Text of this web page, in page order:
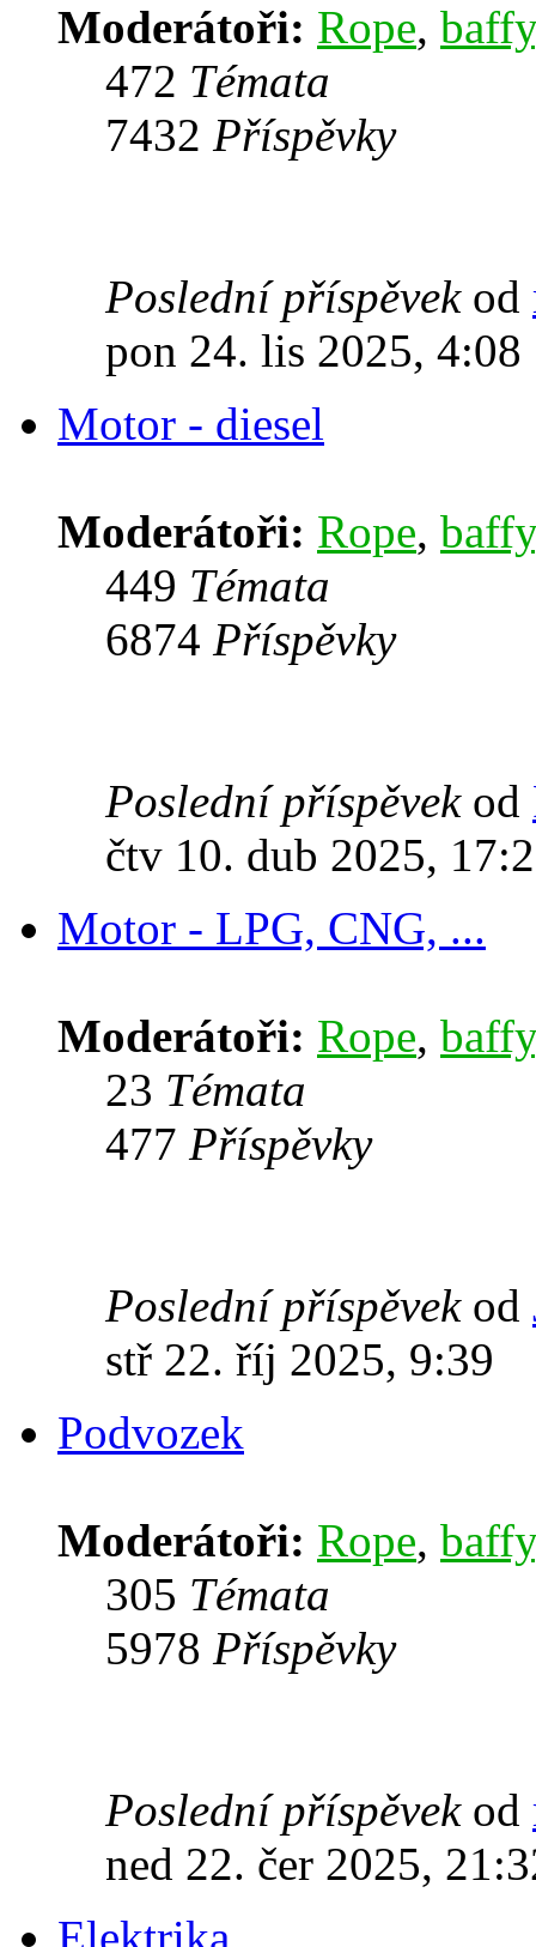
Moderátoři: Rope, baffy
472 Témata
7432 Příspěvky
Poslední příspěvekod
pon 24. lis 2025, 4:08
Motor - diesel
Moderátoři: Rope, baffy
449 Témata
6874 Příspěvky
Poslední příspěvekod
čtv 10. dub 2025,
Motor - LPG, CNG, ...
Moderátoři: Rope, baffy
23 Témata
477 Příspěvky
Poslední příspěvekod
stř 22. říj 2025, 9:39
Podvozek
Moderátoři: Rope, baffy
305 Témata
5978 Příspěvky
Poslední příspěvekod
ned 22. čer 2025,